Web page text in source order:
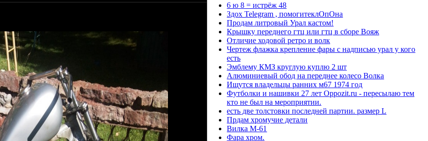
6 ю 8 = истрёж 48
Здох Telegram , помогитеклОпОна
Продам литровый Урал кастом!
Крышку переднего гтц или гтц в сборе Вояж
Отличие ходовой ретро и волк
Чертеж флажка крепление фары с надписью урал у кого
есть
Эмблему КМЗ круглую куплю 2 шт
Алюминиевый обод на переднее колесо Волка
Ищутся владельцы ранних м67 1974 год
Футболки и нашивки 27 лет Oppozit.ru - пересылаю тем
кто не был на мероприятии.
есть две толстовки последней партии. размер L
Прдам хромучие детали
Вилка М-61
Фара хром.